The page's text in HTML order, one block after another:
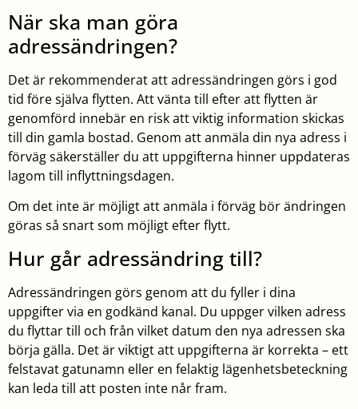
När ska man göra
adressändringen?
Det är rekommenderat att adressändringen görs i god
tid före själva flytten. Att vänta till efter att flytten är
genomförd innebär en risk att viktig information skickas
till din gamla bostad. Genom att anmäla din nya adress i
förväg säkerställer du att uppgifterna hinner uppdateras
lagom till inflyttningsdagen.
Om det inte är möjligt att anmäla i förväg bör ändringen
göras så snart som möjligt efter flytt.
Hur går adressändring till?
Adressändringen görs genom att du fyller i dina
uppgifter via en godkänd kanal. Du uppger vilken adress
du flyttar till och från vilket datum den nya adressen ska
börja gälla. Det är viktigt att uppgifterna är korrekta – ett
felstavat gatunamn eller en felaktig lägenhetsbeteckning
kan leda till att posten inte når fram.